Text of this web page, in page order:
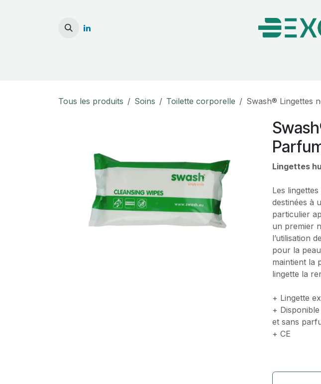
Tous les produits Soins Toilette corporelle Swash® Lingettes
Lingettes
Les
destinées à
particulier
un premier
l’utilisation
pour la
maintient la
lingette la
+ Lingette
+
et sans
+ CE